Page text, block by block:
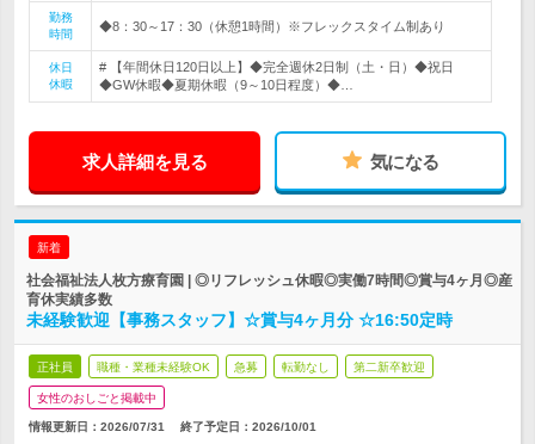
勤務
時間
◆8：30～17：30（休憩1時間）※フレックスタイム制あり
休日
休暇
# 【年間休日120日以上】◆完全週休2日制（土・日）◆祝日
◆GW休暇◆夏期休暇（9～10日程度）◆…
求人詳細を見る 気になる
新着
社会福祉法人枚方療育園 | ◎リフレッシュ休暇◎実働7時間◎賞与4ヶ月◎産
育休実績多数
未経験歓迎【事務スタッフ】☆賞与4ヶ月分 ☆16:50定時
正社員 職種・業種未経験OK 急募 転勤なし 第二新卒歓迎
女性のおしごと掲載中
情報更新日：2026/07/31 終了予定日： 2026/10/01